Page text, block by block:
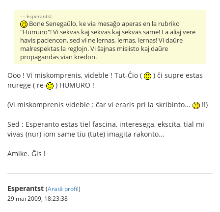
Esperantst:
Bone Senegaŭlo, ke via mesaĝo aperas en la rubriko
"Humuro"! Vi sekvas kaj sekvas kaj sekvas same! La aliaj vere
havis paciencon, sed vi ne lernas, lernas, lernas! Vi daŭre
malrespektas la reglojn. Vi ŝajnas misiisto kaj daŭre
propagandas vian kredon.
Ooo ! Vi miskomprenis, videble ! Tut-Ĉio (
) ĉi supre estas
nurege ( re-
) HUMURO !
(Vi miskomprenis videble : ĉar vi eraris pri la skribinto... !!)
Sed : Esperanto estas tiel fascina, interesega, ekscita, tial mi
vivas (nur) iom same tiu (tute) imagita rakonto...
Amike. Ĝis !
Esperantst (Arată profil)
29 mai 2009, 18:23:38